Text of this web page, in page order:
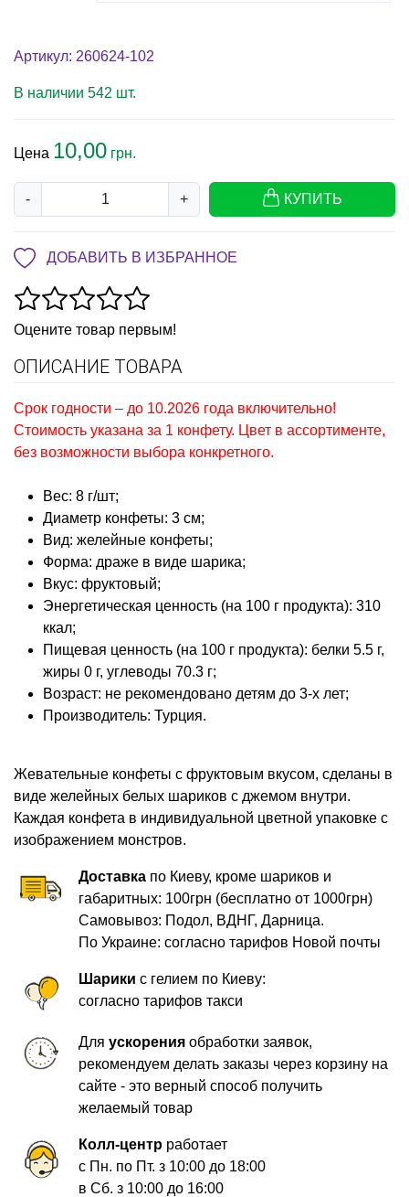
Артикул: 260624-102
В наличии 542 шт.
Цена 10,00 грн.
- + КУПИТЬ
ДОБАВИТЬ В ИЗБРАННОЕ
Оцените товар первым!
ОПИСАНИЕ ТОВАРА
Срок годности – до 10.2026 года включительно!
Стоимость указана за 1 конфету. Цвет в ассортименте,
без возможности выбора конкретного.
Вес: 8 г/шт;
Диаметр конфеты: 3 см;
Вид: желейные конфеты;
Форма: драже в виде шарика;
Вкус: фруктовый;
Энергетическая ценность (на 100 г продукта): 310
ккал;
Пищевая ценность (на 100 г продукта): белки 5.5 г,
жиры 0 г, углеводы 70.3 г;
Возраст: не рекомендовано детям до 3-х лет;
Производитель: Турция.
Жевательные конфеты с фруктовым вкусом, сделаны в
виде желейных белых шариков с джемом внутри.
Каждая конфета в индивидуальной цветной упаковке с
изображением монстров.
Доставка по Киеву, кроме шариков и
габаритных: 100грн (бесплатно от 1000грн)
Самовывоз: Подол, ВДНГ, Дарница.
По Украине: согласно тарифов Новой почты
Шарики с гелием по Киеву:
согласно тарифов такси
Дляускорения обработки заявок,
рекомендуем делать заказы через корзину на
сайте - это верный способ получить
желаемый товар
Колл-центр работает
с Пн. по Пт. з 10:00 до 18:00
в Сб. з 10:00 до 16:00